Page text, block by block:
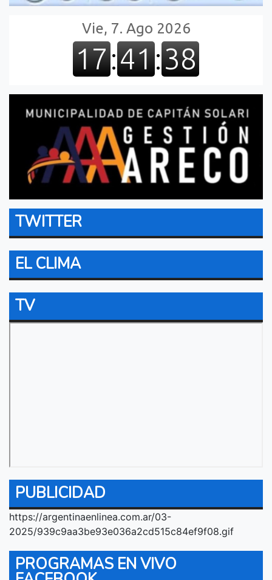
TWITTER
EL CLIMA
TV
PUBLICIDAD
https://argentinaenlinea.com.ar/03-
2025/939c9aa3be93e036a2cd515c84ef9f08.gif
PROGRAMAS EN VIVO